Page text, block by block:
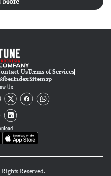
UsTerms of Services
IndexSitemap
Us
Reserved.